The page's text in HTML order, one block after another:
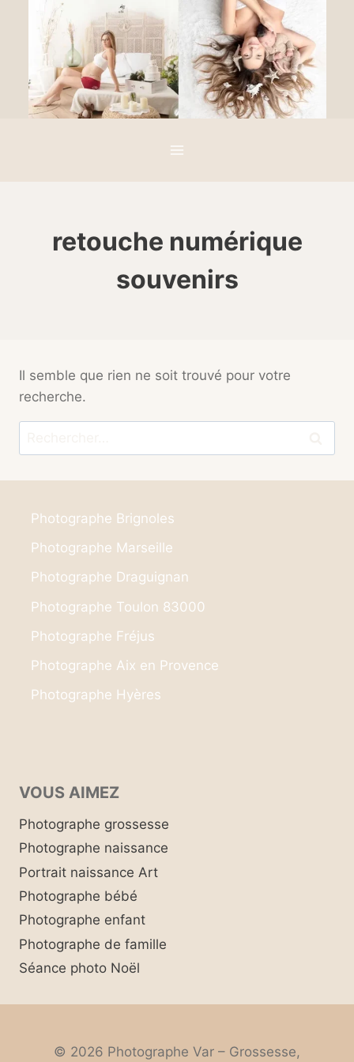
contenu
retouche numérique
souvenirs
Il semble que rien ne soit trouvé pour votre
recherche.
Photographe Brignoles
Photographe Marseille
Photographe Draguignan
Photographe Toulon 83000
Photographe Fréjus
Photographe Aix en Provence
Photographe Hyères
VOUS AIMEZ
Photographe grossesse
Photographe naissance
Portrait naissance Art
Photographe bébé
Photographe enfant
Photographe de famille
Séance photo Noël
© 2026 Photographe Var – Grossesse,